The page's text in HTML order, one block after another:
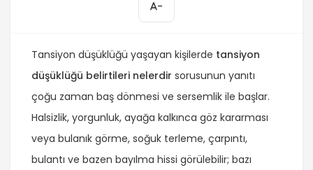
-
Tansiyon düşüklüğü yaşayan kişilerde tansiyon
düşüklüğü belirtileri nelerdir sorusunun yanıtı
çoğu zaman baş dönmesi ve sersemlik ile başlar.
Halsizlik, yorgunluk, ayağa kalkınca göz kararması
veya bulanık görme, soğuk terleme, çarpıntı,
bulantı ve bazen bayılma hissi görülebilir; bazı